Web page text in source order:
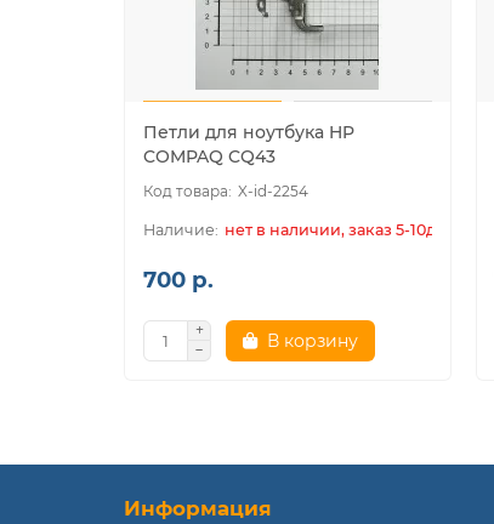
Петли для ноутбука HP
COMPAQ CQ43
X-id-2254
нет в наличии, заказ 5-10дн.
700 р.
В корзину
Информация